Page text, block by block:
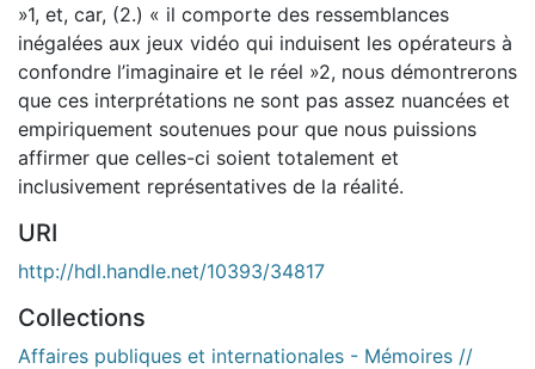
»1, et, car, (2.) « il comporte des ressemblances
inégalées aux jeux vidéo qui induisent les opérateurs à
confondre l’imaginaire et le réel »2, nous démontrerons
que ces interprétations ne sont pas assez nuancées et
empiriquement soutenues pour que nous puissions
affirmer que celles-ci soient totalement et
inclusivement représentatives de la réalité.
URI
http://hdl.handle.net/10393/34817
Collections
Affaires publiques et internationales - Mémoires //